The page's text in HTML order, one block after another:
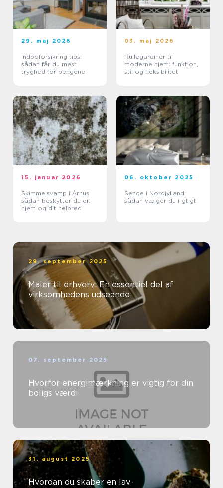
29. maj 2026
Indboforsikring tips:
sådan får du mest
tryghed for pengene
03. maj 2026
Rullegardiner til
moderne hjem: funktion,
stil og fleksibilitet
15. januar 2026
Skimmelsvamp i Århus
sådan beskytter du dit
hjem og dit helbred
06. oktober 2025
Senge i Nordjylland:
sådan vælger du rigtigt
29. september 2025
Maler til erhverv: En essentiel del af
virksomhedens udseende
07. september 2025
Hvorfor energimærkning er vigtig for din
boligs værdi
31. august 2025
Hvordan du skaber en lav-